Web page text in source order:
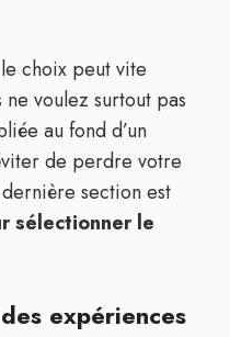
choix peut vite
voulez surtout pas
au fond d’un
de perdre votre
section est
sélectionner le
expériences